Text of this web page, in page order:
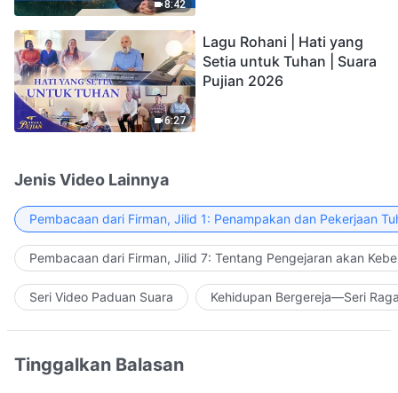
8:42
6:27
Lagu Rohani | Hati yang
Setia untuk Tuhan | Suara
Pujian 2026
Jenis Video Lainnya
Pembacaan dari Firman, Jilid 1: Penampakan dan Pekerjaan
Pembacaan dari Firman, Jilid 7: Tentang Pengejaran akan
Seri Video Paduan Suara Kehidupan Bergereja—Seri
Tinggalkan Balasan